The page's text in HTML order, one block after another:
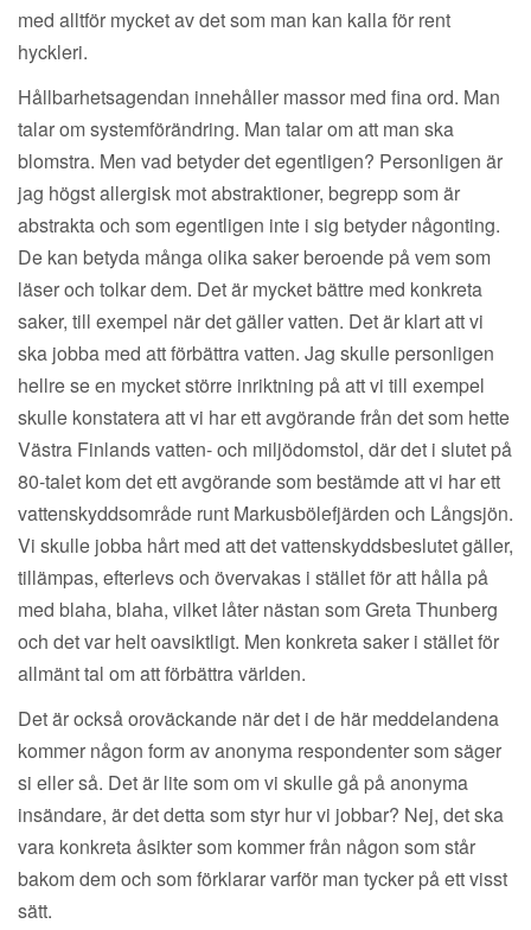
med alltför mycket av det som man kan kalla för rent
hyckleri.
Hållbarhetsagendan innehåller massor med fina ord. Man
talar om systemförändring. Man talar om att man ska
blomstra. Men vad betyder det egentligen? Personligen är
jag högst allergisk mot abstraktioner, begrepp som är
abstrakta och som egentligen inte i sig betyder någonting.
De kan betyda många olika saker beroende på vem som
läser och tolkar dem. Det är mycket bättre med konkreta
saker, till exempel när det gäller vatten. Det är klart att vi
ska jobba med att förbättra vatten. Jag skulle personligen
hellre se en mycket större inriktning på att vi till exempel
skulle konstatera att vi har ett avgörande från det som hette
Västra Finlands vatten- och miljödomstol, där det i slutet på
80-talet kom det ett avgörande som bestämde att vi har ett
vattenskyddsområde runt Markusbölefjärden och Långsjön.
Vi skulle jobba hårt med att det vattenskyddsbeslutet gäller,
tillämpas, efterlevs och övervakas i stället för att hålla på
med blaha, blaha, vilket låter nästan som Greta Thunberg
och det var helt oavsiktligt. Men konkreta saker i stället för
allmänt tal om att förbättra världen.
Det är också oroväckande när det i de här meddelandena
kommer någon form av anonyma respondenter som säger
si eller så. Det är lite som om vi skulle gå på anonyma
insändare, är det detta som styr hur vi jobbar? Nej, det ska
vara konkreta åsikter som kommer från någon som står
bakom dem och som förklarar varför man tycker på ett visst
sätt.